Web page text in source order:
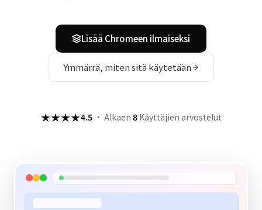
Lisää Chromeen ilmaiseksi
Ymmärrä, miten sitä käytetään
★★★★4.5· Alkaen 8 Käyttäjien arvostelut